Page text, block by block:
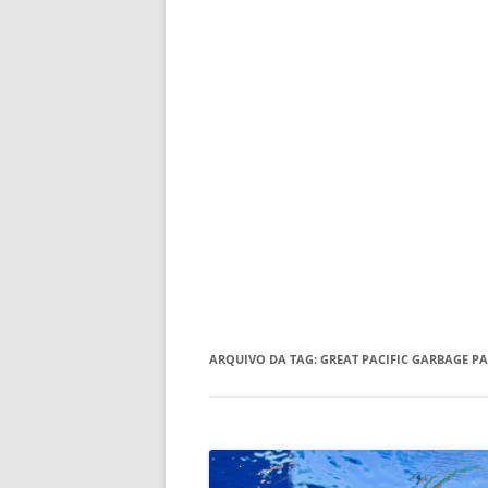
ARQUIVO DA TAG: GREAT PACIFIC GARBAGE